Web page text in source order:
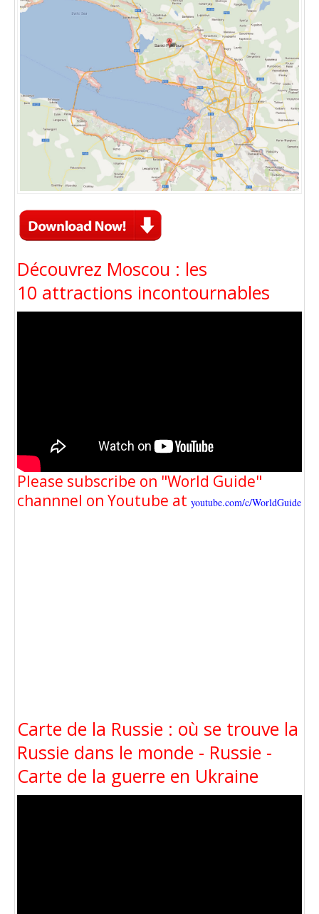
Découvrez Moscou : les
10 attractions incontournables
Please subscribe on "World Guide"
channnel on Youtube at youtube.com/c/WorldGuide
Carte de la Russie : où se trouve la
Russie dans le monde - Russie -
Carte de la guerre en Ukraine